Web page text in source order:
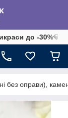
до -30%💎
без оправи),